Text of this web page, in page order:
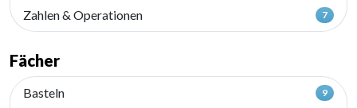
Zahlen & Operationen 7
Fächer
Basteln 9